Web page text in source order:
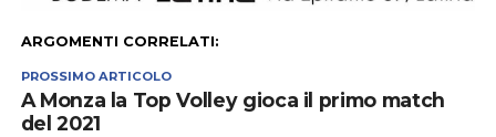
ARGOMENTI CORRELATI:
PROSSIMO ARTICOLO
A Monza la Top Volley gioca il primo match
del 2021